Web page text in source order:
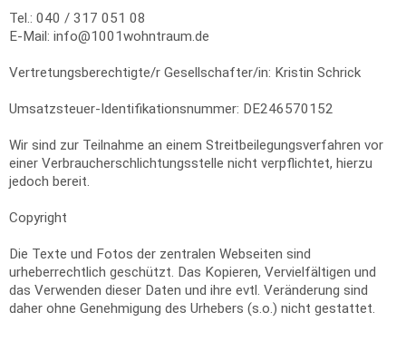
Tel.: 040 / 317 051 08
E-Mail: info@1001wohntraum.de
Vertretungsberechtigte/r Gesellschafter/in: Kristin Schrick
Umsatzsteuer-Identifikationsnummer: DE246570152
Wir sind zur Teilnahme an einem Streitbeilegungsverfahren vor
einer Verbraucherschlichtungsstelle nicht verpflichtet, hierzu
jedoch bereit.
Copyright
Die Texte und Fotos der zentralen Webseiten sind
urheberrechtlich geschützt. Das Kopieren, Vervielfältigen und
das Verwenden dieser Daten und ihre evtl. Veränderung sind
daher ohne Genehmigung des Urhebers (s.o.) nicht gestattet.